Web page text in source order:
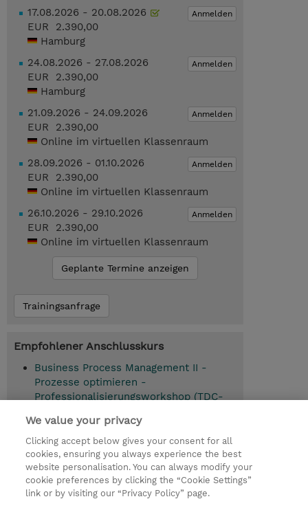
Anmelden
17.08.2026 - 20.08.2026
EUR 2.390,00
Hamburg
Anmelden
24.08.2026 - 27.08.2026
EUR 2.390,00
Hamburg
Anmelden
21.09.2026 - 24.09.2026
EUR 2.390,00
Online im virtuellen Klassenraum
Anmelden
28.09.2026 - 01.10.2026
EUR 2.390,00
Online im virtuellen Klassenraum
Anmelden
26.10.2026 - 29.10.2026
EUR 2.390,00
Online im virtuellen Klassenraum
Geplante Termine anzeigen
Trainingsanfrage
Empfohlener Anschlusskurs
Business Process Management II -
Prozesse optimieren -
Professionalisierungsworkshop (TDC-
Modellieren mit Business Process Model
and Notation BPMN 2.0 (TDC-1146)
We value your privacy
Clicking accept below gives your consent for all
cookies, ensuring you always experience the best
website personalisation. You can always modify your
cookie preferences by clicking the “Cookie Settings”
link or by visiting our “Privacy Policy” page.